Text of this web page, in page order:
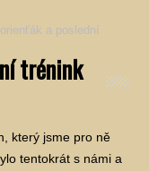
a poslední
trénink
který jsme pro ně
tentokrát s námi a